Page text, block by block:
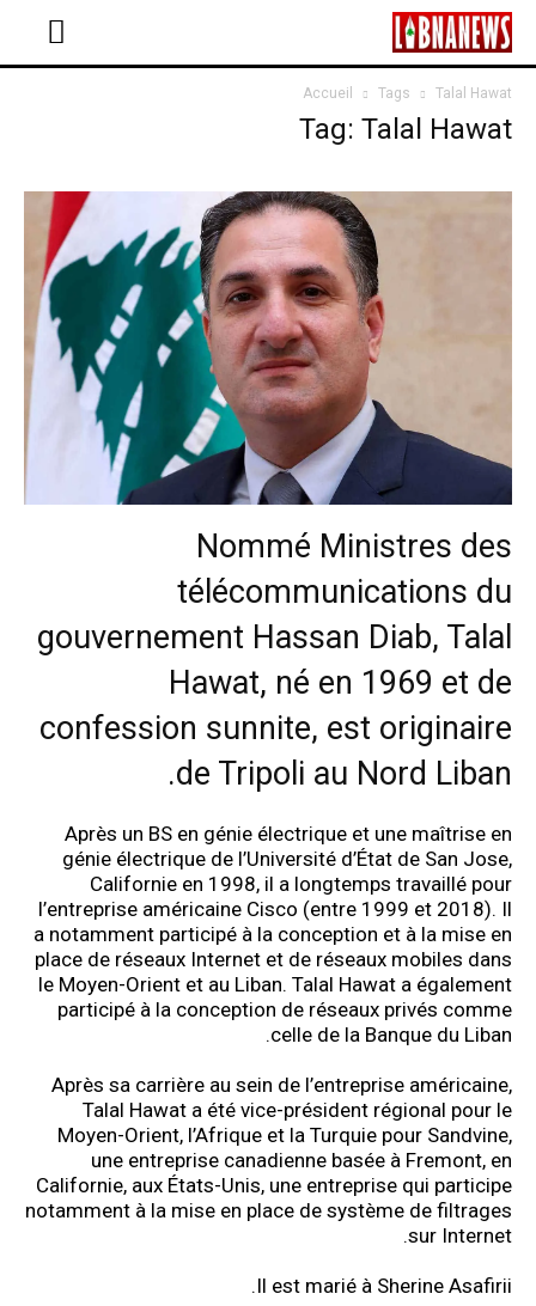
Accueil Tags Talal Hawat
Tag: Talal Hawat
Nommé Ministres des
télécommunications du
gouvernement Hassan Diab, Talal
Hawat, né en 1969 et de
confession sunnite, est originaire
de Tripoli au Nord Liban.
Après un BS en génie électrique et une maîtrise en
génie électrique de l’Université d’État de San Jose,
Californie en 1998, il a longtemps travaillé pour
l’entreprise américaine Cisco (entre 1999 et 2018). Il
a notamment participé à la conception et à la mise en
place de réseaux Internet et de réseaux mobiles dans
le Moyen-Orient et au Liban. Talal Hawat a également
participé à la conception de réseaux privés comme
celle de la Banque du Liban.
Après sa carrière au sein de l’entreprise américaine,
Talal Hawat a été vice-président régional pour le
Moyen-Orient, l’Afrique et la Turquie pour Sandvine,
une entreprise canadienne basée à Fremont, en
Californie, aux États-Unis, une entreprise qui participe
notamment à la mise en place de système de filtrages
sur Internet.
Il est marié à Sherine Asafirii.